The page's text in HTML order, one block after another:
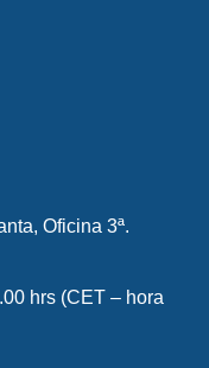
Oficina 3ª.
hrs (CET – hora